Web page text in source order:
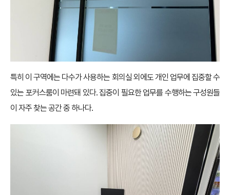
특히 이 구역에는 다수가 사용하는 회의실 외에도 개인 업무에 집중할 수
있는 포커스룸이 마련돼 있다. 집중이 필요한 업무를 수행하는 구성원들
이 자주 찾는 공간 중 하나다.